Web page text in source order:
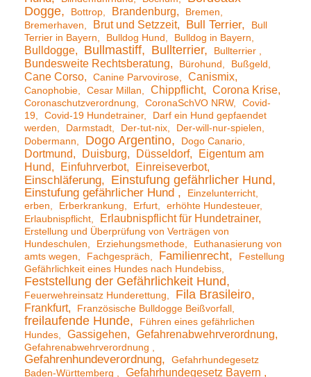
Dogge
Bottrop Brandenburg
Bremen
Bremerhaven
Brut und Setzzeit Bull Terrier
Bull
Terrier in Bayern
Bulldog Hund Bulldog in Bayern
Bulldogge Bullmastiff Bullterrier Bullterrier
Bundesweite Rechtsberatung Bürohund Bußgeld
Cane Corso Canine Parvovirose Canismix
Canophobie Cesar Millan Chippflicht Corona Krise
Coronaschutzverordnung CoronaSchVO NRW
Covid-
19
Covid-19 Hundetrainer
Darf ein Hund gepfaendet
werden
Darmstadt Der-tut-nix
Der-will-nur-spielen
Dobermann
Dogo Argentino Dogo Canario
Dortmund Duisburg Düsseldorf
Eigentum am
Hund
Einfuhrverbot Einreiseverbot
Einschläferung Einstufung gefährlicher Hund
Einstufung gefährlicher Hund
Einzelunterricht
erben
Erberkrankung Erfurt
erhöhte Hundesteuer
Erlaubnispflicht
Erlaubnispflicht für Hundetrainer
Erstellung und Überprüfung von Verträgen von
Hundeschulen
Erziehungsmethode
Euthanasierung von
amts wegen
Fachgespräch Familienrecht
Festellung
Gefährlichkeit eines Hundes nach Hundebiss
Feststellung der Gefährlichkeit Hund
Feuerwehreinsatz Hunderettung Fila Brasileiro
Frankfurt Französische Bulldogge Beißvorfall
freilaufende Hunde
Führen eines gefährlichen
Hundes
Gassigehen Gefahrenabwehrverordnung
Gefahrenabwehrverordnung
Gefahrenhundeverordnung
Gefahrhundegesetz
Baden-Württemberg
Gefahrhundegesetz Bayern